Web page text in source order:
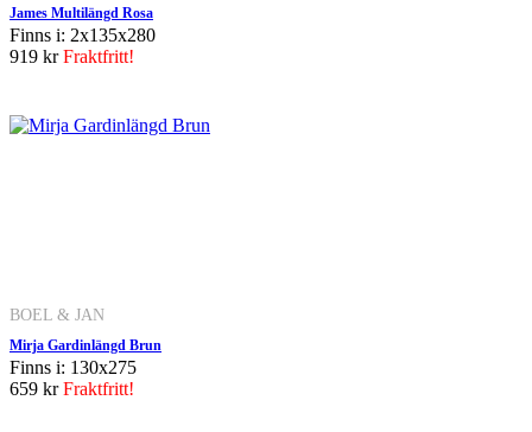
James Multilängd Rosa
Finns i: 2x135x280
919 krFraktfritt!
BOEL & JAN
Mirja Gardinlängd Brun
Finns i: 130x275
659 krFraktfritt!